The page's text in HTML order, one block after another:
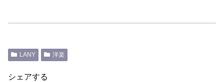
LANY 洋楽
シェアする